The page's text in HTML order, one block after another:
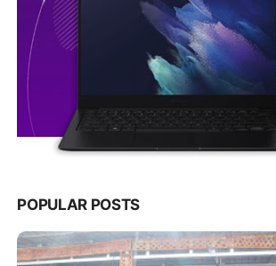
POPULAR POSTS